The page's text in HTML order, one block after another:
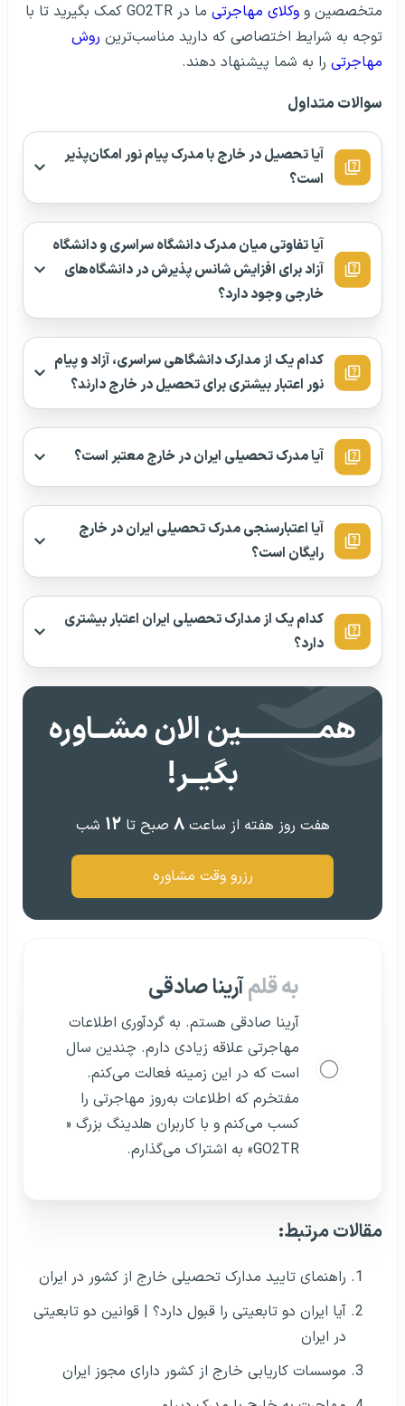
متخصصین و وکلای مهاجرتی
ما در GO2TR کمک بگیرید تا با
توجه به شرایط اختصاصی که دارید مناسب‌ترین روش
مهاجرتی را به شما پیشنهاد دهند.
سوالات متداول
آیا تحصیل در خارج با مدرک پیام نور امکان‌پذیر
است؟
آیا تفاوتی میان مدرک دانشگاه سراسری و دانشگاه
آزاد برای افزایش شانس پذیرش در دانشگاه‌های
خارجی وجود دارد؟
کدام یک از مدارک دانشگاهی سراسری، آزاد و پیام
نور اعتبار بیشتری برای تحصیل در خارج دارند؟
آیا مدرک تحصیلی ایران در خارج معتبر است؟
آیا اعتبارسنجی مدرک تحصیلی ایران در خارج
رایگان است؟
کدام یک از مدارک تحصیلی ایران اعتبار بیشتری
دارد؟
همــــــــــــین الان مشــاوره
بگیــر!
هفت روز هفته از ساعت۸ صبح تا۱۲ شب
رزرو وقت مشاوره
به قلمآرینا صادقی
آرینا صادقی هستم. به گردآوری اطلاعات
مهاجرتی علاقه زیادی دارم. چندین سال
است که در این زمینه فعالت می‌کنم.
مفتخرم که اطلاعات به‌روز مهاجرتی را
کسب می‌کنم و با کاربران هلدینگ بزرگ «
GO2TR» به اشتراک می‌گذارم.
مقالات مرتبط:
راهنمای تایید مدارک تحصیلی خارج از کشور در ایران
آیا ایران دو تابعیتی را قبول دارد؟ | قوانین دو تابعیتی
در ایران
موسسات کاریابی خارج از کشور دارای مجوز ایران